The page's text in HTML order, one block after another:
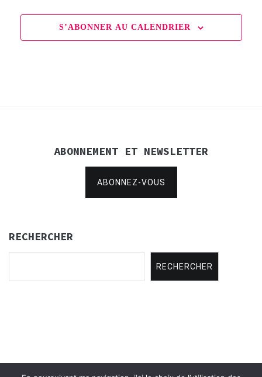
S’ABONNER AU CALENDRIER
ABONNEMENT ET NEWSLETTER
ABONNEZ-VOUS
RECHERCHER
RECHERCHER